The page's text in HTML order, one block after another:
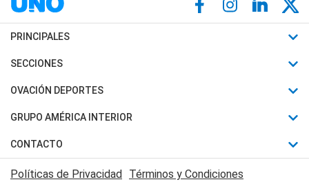
PRINCIPALES
Últimas Noticias
Política
Judiciales
Economia
SECCIONES
Horóscopo
Motores
Trucos caseros
Series y Películas
OVACIÓN DEPORTES
Fútbol
Mundial
Automovilismo
GRUPO AMÉRICA INTERIOR
Canal 7 en Vivo
CONTACTO
Acerca de Nosotros
Políticas de Privacidad Términos y Condiciones